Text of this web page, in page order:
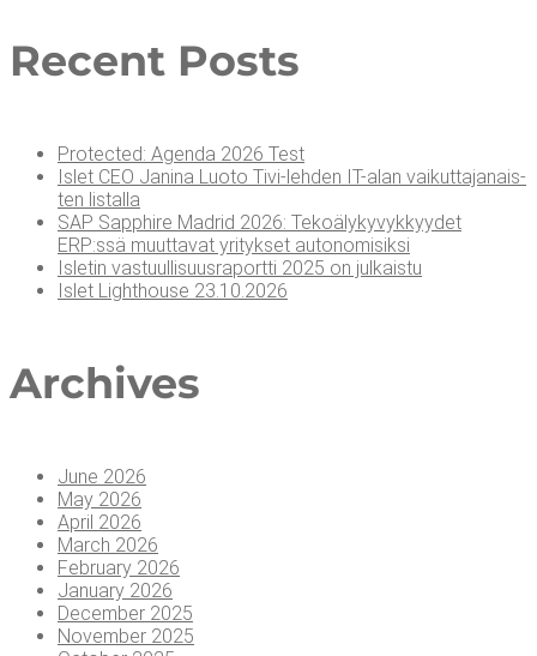
Recent Posts
Pro­tec­ted: Agen­da 2026 Test
Islet CEO Jani­na Luo­to Tivi-leh­den IT-alan vai­kut­ta­ja­nais­
ten listalla
SAP Sapp­hi­re Madrid 2026: Teko­ä­ly­ky­vyk­kyy­det
ERP:ssä muut­ta­vat yri­tyk­set autonomisiksi
Isle­tin vas­tuul­li­suus­ra­port­ti 2025 on julkaistu
Islet Light­house 23.10.2026
Arc­hi­ves
June 2026
May 2026
April 2026
March 2026
February 2026
January 2026
December 2025
November 2025